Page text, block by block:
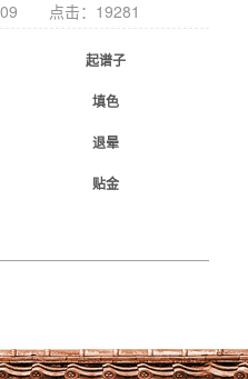
09 点击： 19281
起谱子
填色
退晕
贴金